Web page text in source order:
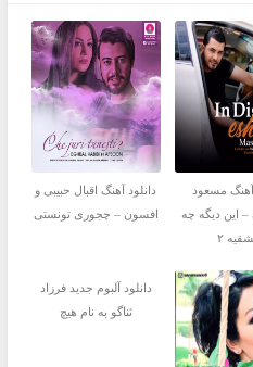
آهنگ مسعود
این دیگه چه
۲
دانلود آهنگ اقبال حبیبی و
افسون – چجوری تونستی
دانلود آلبوم جدید فرزاد
ثناگو به نام هیچ